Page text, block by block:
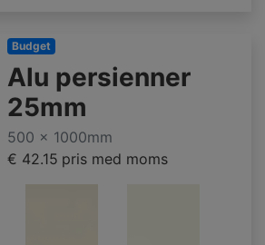
Budget
Alu persienner
25mm
500 x 1000mm
€ 42.15 pris med moms